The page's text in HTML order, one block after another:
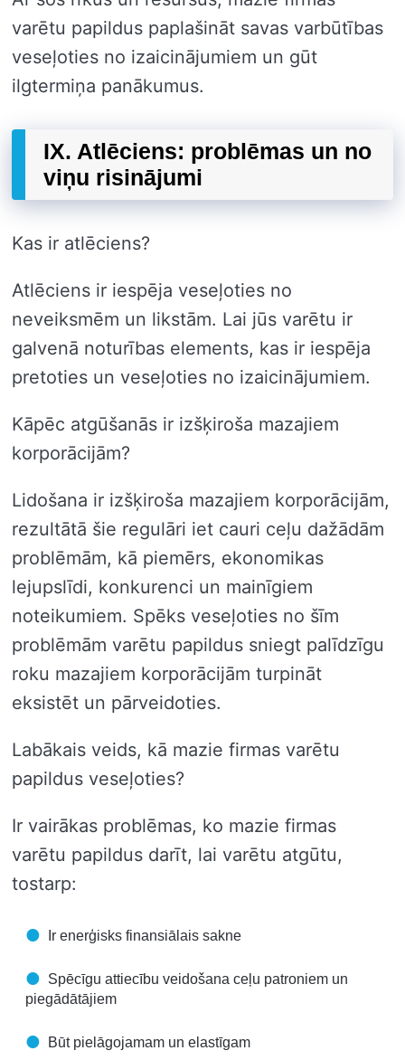
varētu papildus paplašināt savas varbūtības
veseļoties no izaicinājumiem un gūt
ilgtermiņa panākumus.
IX. Atlēciens: problēmas un no
viņu risinājumi
Kas ir atlēciens?
Atlēciens ir iespēja veseļoties no
neveiksmēm un likstām. Lai jūs varētu ir
galvenā noturības elements, kas ir iespēja
pretoties un veseļoties no izaicinājumiem.
Kāpēc atgūšanās ir izšķiroša mazajiem
korporācijām?
Lidošana ir izšķiroša mazajiem korporācijām,
rezultātā ​​šie regulāri iet cauri ceļu dažādām
problēmām, kā piemērs, ekonomikas
lejupslīdi, konkurenci un mainīgiem
noteikumiem. Spēks veseļoties no šīm
problēmām varētu papildus sniegt palīdzīgu
roku mazajiem korporācijām turpināt
eksistēt un pārveidoties.
Labākais veids, kā mazie firmas varētu
papildus veseļoties?
Ir vairākas problēmas, ko mazie firmas
varētu papildus darīt, lai varētu atgūtu,
tostarp:
Ir enerģisks finansiālais sakne
Spēcīgu attiecību veidošana ceļu patroniem un
piegādātājiem
Būt pielāgojamam un elastīgam